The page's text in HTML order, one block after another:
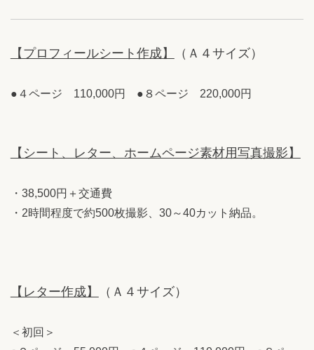
【プロフィールシート作成】 （Ａ４サイズ）
●４ページ 110,000円 ●８ページ 220,000円
【シート、レター、ホームページ素材用写真撮影】
・38,500円＋交通費
・2時間程度で約500枚撮影、30～40カット納品。
【レター作成】 （Ａ４サイズ）
＜初回＞